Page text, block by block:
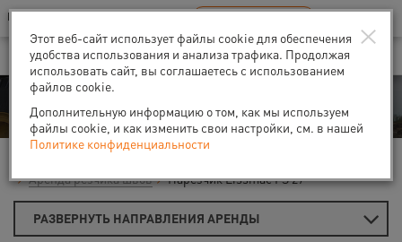
Ваш город:Нижний Новгород
В Вашем регионе нет наших офисов RU EN
Аренда
Аренда резчика швов
Нарезчик Lissmac FS 27
РАЗВЕРНУТЬ НАПРАВЛЕНИЯ АРЕНДЫ
×
Этот веб-сайт использует файлы cookie для обеспечения
удобства использования и анализа трафика. Продолжая
использовать сайт, вы соглашаетесь с использованием
файлов cookie.
Дополнительную информацию о том, как мы используем
файлы cookie, и как изменить свои настройки, см. в нашей
Политике конфиденциальности